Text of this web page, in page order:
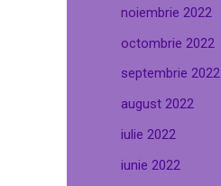
noiembrie 2022
octombrie 2022
septembrie 2022
august 2022
iulie 2022
iunie 2022